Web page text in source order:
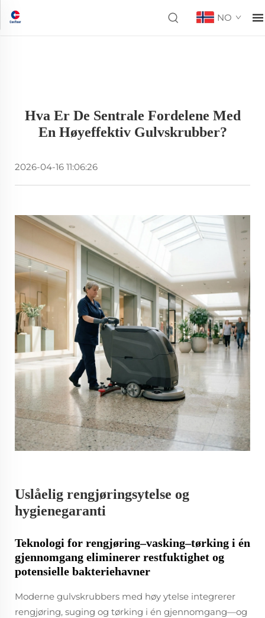
NO
Hva Er De Sentrale Fordelene Med
En Høyeffektiv Gulvskrubber?
2026-04-16 11:06:26
Uslåelig rengjøringsytelse og
hygienegaranti
Teknologi for rengjøring–vasking–tørking i én
gjennomgang eliminerer restfuktighet og
potensielle bakteriehavner
Moderne gulvskrubbers med høy ytelse integrerer
rengjøring, suging og tørking i én gjennomgang—og